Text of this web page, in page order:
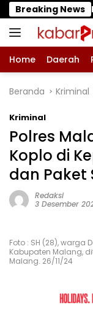
Langsung
ke
konten
Breaking News
Hukum
Home Daerah
Beranda Kriminal
Kriminal
Polres
Koplo di
dan Paket
Redaksi
3 Desember
Foto : SH (28), warga
Kabupaten Malang,
Malang. 26/11/24